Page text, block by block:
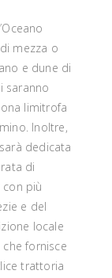
mezza o
e dune di
saranno
limitrofa
Inoltre,
dedicata
di
con più
e del
locale
fornisce
trattoria